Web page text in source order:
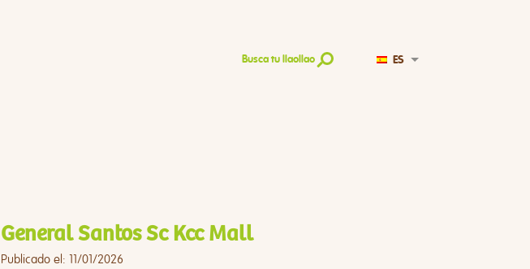
Busca tu llaollao ES
General Santos Sc Kcc Mall
Publicado el: 11/01/2026